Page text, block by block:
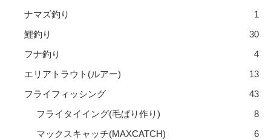
ナマズ釣り
1
鯉釣り
30
フナ釣り
4
エリアトラウト(ルアー)
13
フライフィッシング
43
フライタイイング(毛ばり作り)
8
マックスキャッチ(MAXCATCH)
6